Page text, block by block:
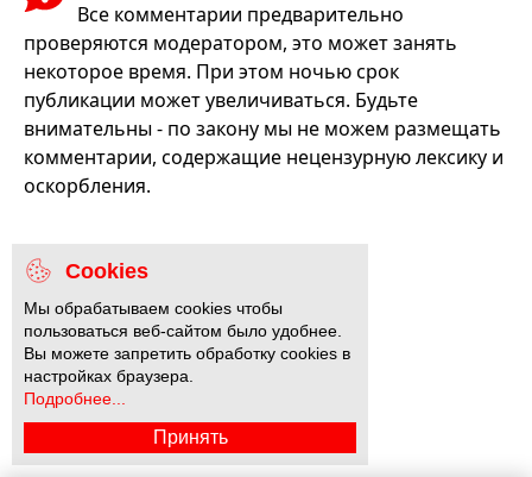
Все комментарии предварительно
проверяются модератором, это может занять
некоторое время. При этом ночью срок
публикации может увеличиваться. Будьте
внимательны - по закону мы не можем размещать
комментарии, содержащие нецензурную лексику и
оскорбления.
Cookies
Мы обрабатываем cookies чтобы
пользоваться веб-сайтом было удобнее.
Вы можете запретить обработку cookies в
настройках браузера.
Подробнее...
Принять